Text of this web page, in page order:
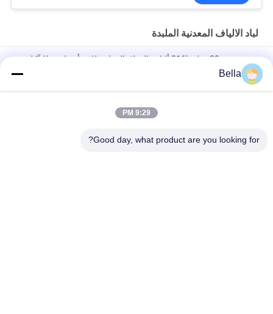
لباد الالياف المعدنية الملبدة
شعرت 80um قطر 316L ألياف الفولاذ المقاوم للصدأ مقاومة للتآكل
للصدأ بسمك 1 مم
0.57mm سمك 60um القطر الفولاذ المقاوم للصدأ غرامة شبكة أسلاك
Bella
9:29 PM
Good day, what product are you looking for?